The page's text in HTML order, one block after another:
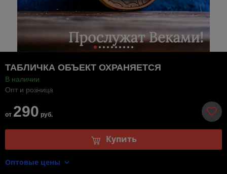
ТАБЛИЧКА ОБЪЕКТ ОХРАНЯЕТСЯ
В наличии
Опт и розница
от 290 руб.
Купить
Оптовые цены